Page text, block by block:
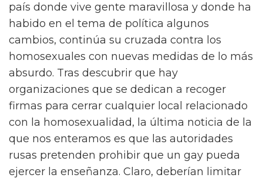
país donde vive gente maravillosa y donde ha
habido en el tema de política algunos
cambios, continúa su cruzada contra los
homosexuales con nuevas medidas de lo más
absurdo. Tras descubrir que hay
organizaciones que se dedican a recoger
firmas para cerrar cualquier local relacionado
con la homosexualidad, la última noticia de la
que nos enteramos es que las autoridades
rusas pretenden prohibir que un gay pueda
ejercer la enseñanza. Claro, deberían limitar